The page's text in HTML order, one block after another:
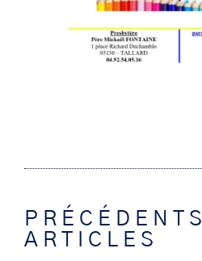
PRÉCÉDENTS
ARTICLES